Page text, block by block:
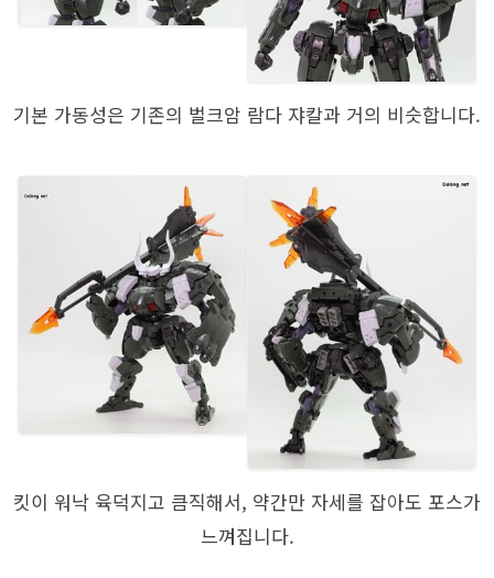
기본 가동성은 기존의 벌크암 람다 쟈칼과 거의 비슷합니다.
킷이 워낙 육덕지고 큼직해서, 약간만 자세를 잡아도 포스가
느껴집니다.